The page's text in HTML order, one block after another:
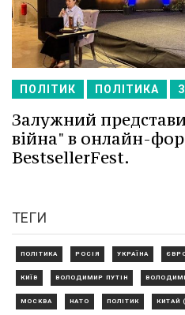
ПОЛІТИК ПОЛІТИКА
Залужний
війна" в онлайн-
BestsellerFest.
ТЕГИ
ПОЛІТИКА РОСІЯ УКРАЇНА
КИЇВ ВОЛОДИМИР ПУТІН
МОСКВА НАТО ПОЛІТИК КИТАЙ